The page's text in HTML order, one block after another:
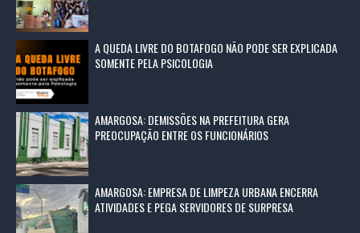
A QUEDA LIVRE DO BOTAFOGO NÃO PODE SER EXPLICADA
SOMENTE PELA PSICOLOGIA
AMARGOSA: DEMISSÕES NA PREFEITURA GERA
PREOCUPAÇÃO ENTRE OS FUNCIONÁRIOS
AMARGOSA: EMPRESA DE LIMPEZA URBANA ENCERRA
ATIVIDADES E PEGA SERVIDORES DE SURPRESA